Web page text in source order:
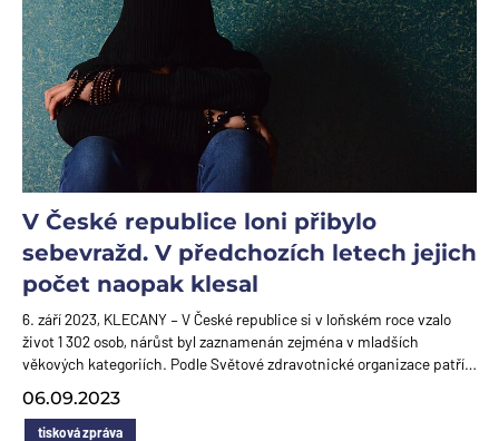
V České republice loni přibylo
sebevražd. V předchozích letech jejich
počet naopak klesal
6. září 2023, KLECANY – V České republice si v loňském roce vzalo
život 1 302 osob, nárůst byl zaznamenán zejména v mladších
věkových kategoriích. Podle Světové zdravotnické organizace patří…
06.09.2023
tisková zpráva